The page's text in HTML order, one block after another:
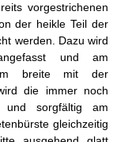
vorgestrichenen
der heikle Teil der
werden. Dazu wird
und am
breite mit der
die immer noch
und sorgfältig am
gleichzeitig